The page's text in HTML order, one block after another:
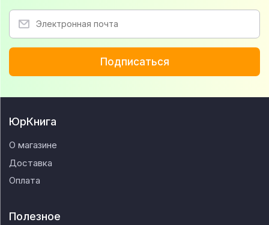
Подписаться
ЮрКнига
О магазине
Доставка
Оплата
Полезное